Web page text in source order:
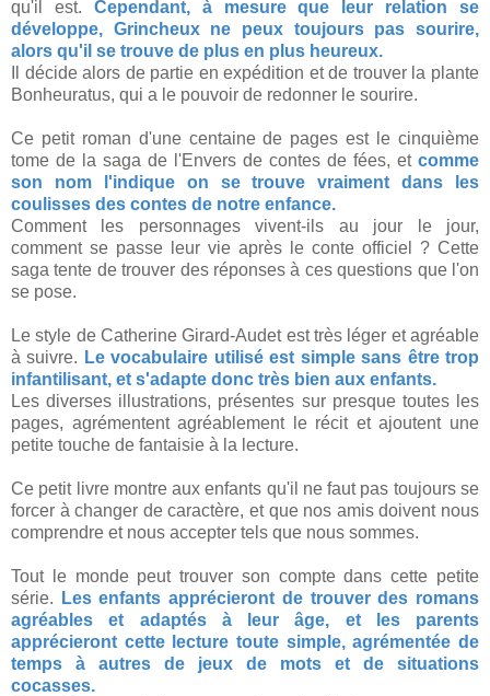
qu'il est. Cependant, à mesure que leur relation se
développe, Grincheux ne peux toujours pas sourire,
alors qu'il se trouve de plus en plus heureux.
Il décide alors de partie en expédition et de trouver la plante
Bonheuratus, qui a le pouvoir de redonner le sourire.
Ce petit roman d'une centaine de pages est le cinquième
tome de la saga de l'Envers de contes de fées, et comme
son nom l'indique on se trouve vraiment dans les
coulisses des contes de notre enfance.
Comment les personnages vivent-ils au jour le jour,
comment se passe leur vie après le conte officiel ? Cette
saga tente de trouver des réponses à ces questions que l'on
se pose.
Le style de Catherine Girard-Audet est très léger et agréable
à suivre. Le vocabulaire utilisé est simple sans être trop
infantilisant, et s'adapte donc très bien aux enfants.
Les diverses illustrations, présentes sur presque toutes les
pages, agrémentent agréablement le récit et ajoutent une
petite touche de fantaisie à la lecture.
Ce petit livre montre aux enfants qu'il ne faut pas toujours se
forcer à changer de caractère, et que nos amis doivent nous
comprendre et nous accepter tels que nous sommes.
Tout le monde peut trouver son compte dans cette petite
série.
Les enfants apprécieront de trouver des romans
agréables et adaptés à leur âge, et les parents
apprécieront cette lecture toute simple, agrémentée de
temps à autres de jeux de mots et de situations
cocasses.